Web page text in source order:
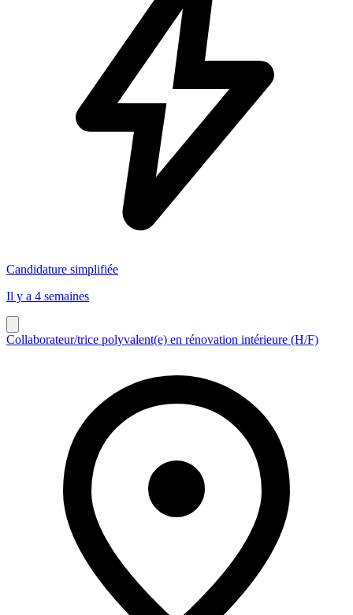
Candidature simplifiée
Il y a 4 semaines
Collaborateur/trice polyvalent(e) en rénovation intérieure (H/F)